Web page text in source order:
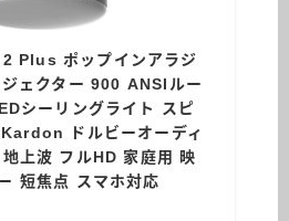
Plus ポップインアラジ
ェクター 900 ANSIルー
シーリングライト スピ
ドルビーオーディ
上波 フルHD 家庭用 映
短焦点 スマホ対応